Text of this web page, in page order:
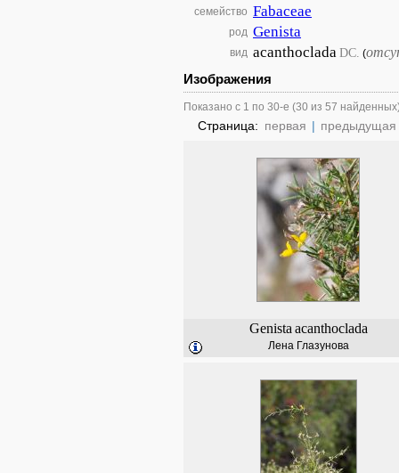
семейство Fabaceae
род Genista
вид acanthocladaDC. (
Изображения
Показано с 1 по 30-е (30 из 57
Страница: первая | предыдущая
Genista acanthoclada
Лена Глазунова